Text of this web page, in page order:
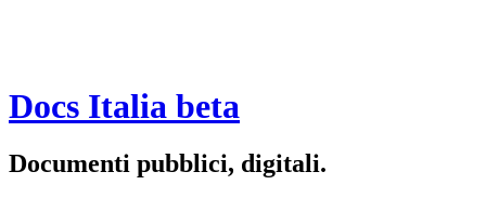
Docs Italia beta
Documenti pubblici, digitali.